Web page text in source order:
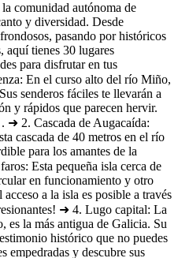
comunidad autónoma de
y diversidad. Desde
pasando por históricos
aquí tienes 30 lugares
para disfrutar en tus
En el curso alto del río Miño,
senderos fáciles te llevarán a
y rápidos que parecen hervir.
➜ 2. Cascada de Augacaída:
cascada de 40 metros en el río
para los amantes de la
Esta pequeña isla cerca de
en funcionamiento y otro
a la isla es posible a través
➜ 4. Lugo capital: La
es la más antigua de Galicia. Su
histórico que no puedes
empedradas y descubre sus